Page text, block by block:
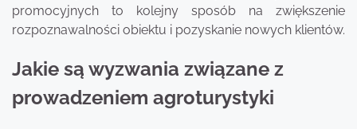
promocyjnych to kolejny sposób na zwiększenie
rozpoznawalności obiektu i pozyskanie nowych klientów.
Jakie są wyzwania związane z
prowadzeniem agroturystyki